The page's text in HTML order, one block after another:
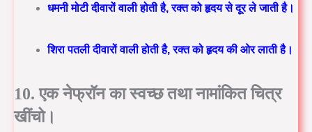
धमनी मोटी दीवारों वाली होती है, रक्त को हृदय से दूर ले जाती है।
शिरा पतली दीवारों वाली होती है, रक्त को हृदय की ओर लाती है।
10.एक नेफ्रॉन का स्वच्छ तथा नामांकित चित्र
खींचो।